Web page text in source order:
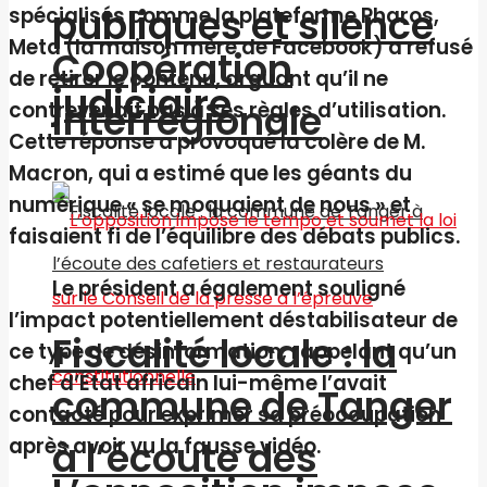
Coopération
interrégionale
Fiscalité locale : la
commune de Tanger
à l’écoute des
publiques et silence
judiciaire
spécialisés comme la plateforme Pharos,
Meta (la maison mère de Facebook) a refusé
de retirer le contenu, arguant qu’il ne
contrevenait pas à ses règles d’utilisation.
Cette réponse a provoqué la colère de M.
Macron, qui a estimé que les géants du
numérique « se moquaient de nous » et
faisaient fi de l’équilibre des débats publics.
Le président a également souligné
l’impact potentiellement déstabilisateur de
ce type de désinformation, rappelant qu’un
chef d’État africain lui-même l’avait
contacté pour exprimer sa préoccupation
après avoir vu la fausse vidéo.